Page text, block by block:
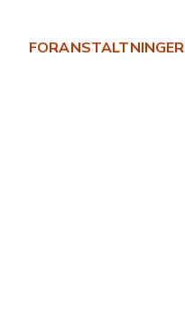
FORANSTALTNINGER